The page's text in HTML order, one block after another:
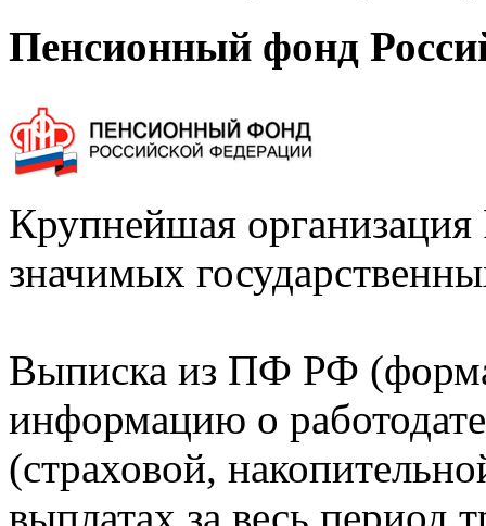
Пенсионный фонд
Крупнейшая
значимых
Выписка из ПФ РФ
информацию о
(страховой,
выплатах за весь период